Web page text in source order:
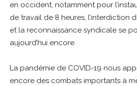
en occident, notamment pour
de travail de 8 heures, l’interdiction
et la reconnaissance syndicale se
aujourd’hui encore.
La pandémie de COVID-19 nous
encore des combats importants à